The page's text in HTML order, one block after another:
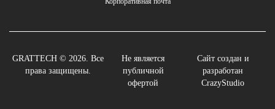
GRATTECH © 2026. Все
права защищены.
Не является
публичной
офертой
Сайт создан и
разработан
CrazyStudio